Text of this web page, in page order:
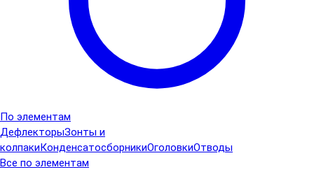
По элементам
ДефлекторыЗонты и
колпакиКонденсатосборникиОголовкиОтводы
Все по элементам